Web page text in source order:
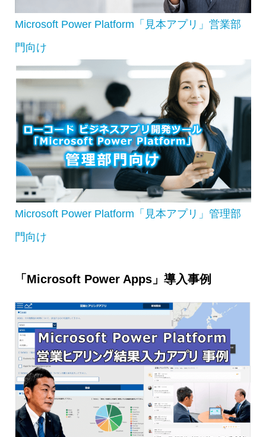
Microsoft Power Platform「見本アプリ」営業部
門向け
Microsoft Power Platform「見本アプリ」管理部
門向け
「Microsoft Power Apps」導入事例